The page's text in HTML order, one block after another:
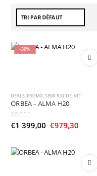
-30%
DEALS, PROMO,SEMI RIGIDE,VTT
ORBEA – ALMA H20
0sur 5
€1 399,00 Le
€1
€979,30Le